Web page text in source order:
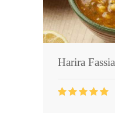
Harira Fassia